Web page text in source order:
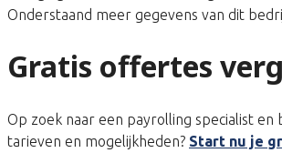
Onderstaand meer gegevens van dit
Gratis offertes
Op zoek naar een payrolling specialist en
tarieven en mogelijkheden? Start nu je